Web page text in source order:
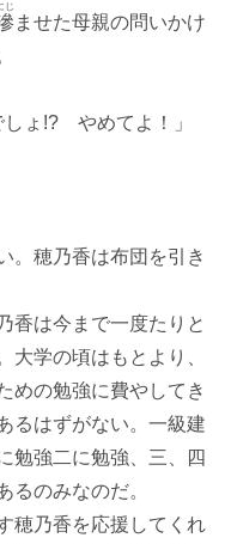
じ
ませた母親の問いかけ
ょ!? やめてよ！」
。穂乃香は布団を引き
香は今まで一度たりと
大学の頃はもとより、
めの勉強に費やしてき
るはずがない。一級建
勉強二に勉強、三、四
るのみなのだ。
穂乃香を応援してくれ